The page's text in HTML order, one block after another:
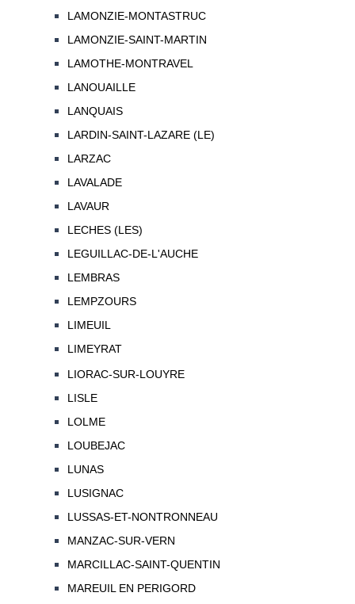
LAMONZIE-MONTASTRUC
LAMONZIE-SAINT-MARTIN
LAMOTHE-MONTRAVEL
LANOUAILLE
LANQUAIS
LARDIN-SAINT-LAZARE (LE)
LARZAC
LAVALADE
LAVAUR
LECHES (LES)
LEGUILLAC-DE-L'AUCHE
LEMBRAS
LEMPZOURS
LIMEUIL
LIMEYRAT
LIORAC-SUR-LOUYRE
LISLE
LOLME
LOUBEJAC
LUNAS
LUSIGNAC
LUSSAS-ET-NONTRONNEAU
MANZAC-SUR-VERN
MARCILLAC-SAINT-QUENTIN
MAREUIL EN PERIGORD